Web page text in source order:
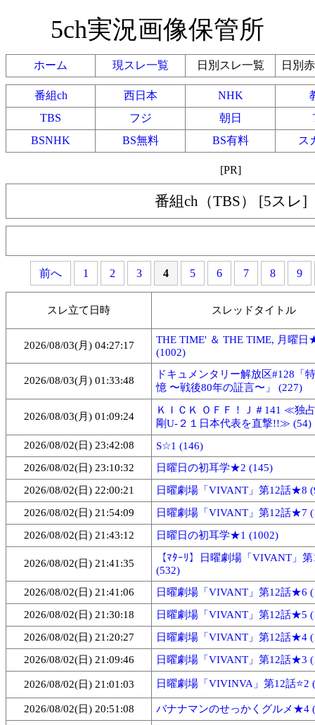
5ch実況画像保管所
ホーム 現スレ一覧 日別スレ一覧 日別
番組ch 西日本 NHK
TBS
フジ 朝日
BSNHK
BS無料 BS有料 ス
[PR]
番組ch（TBS） [5スレ]
前へ 1 2 3 4 5 6 7 8 9
スレ立て日時 スレッドタイトル
2026/08/03(月) 04:27:17
THE TIME' ＆ THE TIME, 月曜日
(1002)
2026/08/03(月) 01:33:48
ドキュメンタリー解放区#128「
憶 〜戦後80年の証言〜」 (227)
2026/08/03(月) 01:09:24
ＫＩＣＫ ＯＦＦ！Ｊ＃141 ≪独
剛U-２１日本代表を直撃!!≫ (54)
2026/08/02(日) 23:42:08
S☆1 (146)
2026/08/02(日) 23:10:32
日曜日の初耳学★2 (145)
2026/08/02(日) 22:00:21
日曜劇場「VIVANT」第12話★8
2026/08/02(日) 21:54:09
日曜劇場「VIVANT」第12話★7
2026/08/02(日) 21:43:12
日曜日の初耳学★1 (1002)
2026/08/02(日) 21:41:35
【ﾏﾀｰﾘ】日曜劇場「VIVANT」
(532)
2026/08/02(日) 21:41:06
日曜劇場「VIVANT」第12話★6
2026/08/02(日) 21:30:18
日曜劇場「VIVANT」第12話★5
2026/08/02(日) 21:20:27
日曜劇場「VIVANT」第12話★4
2026/08/02(日) 21:09:46
日曜劇場「VIVANT」第12話★3
2026/08/02(日) 21:01:03 日曜劇場「VIVINVA」第12話⭐2
2026/08/02(日) 20:51:08 バナナマンのせっかくグルメ★4